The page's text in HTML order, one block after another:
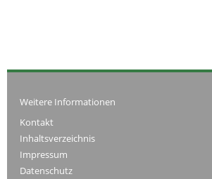
Weitere Informationen
Kontakt
Inhaltsverzeichnis
Impressum
Datenschutz